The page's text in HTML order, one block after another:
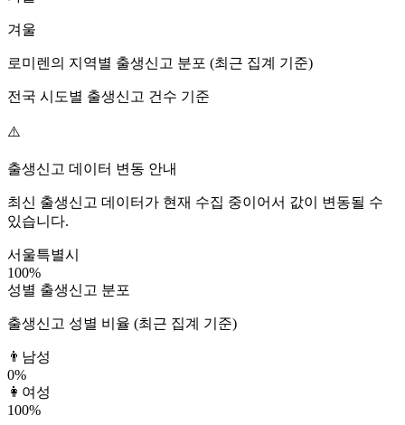
겨울
로미렌 의 지역별 출생신고 분포 (최근 집계 기준)
전국 시도별 출생신고 건수 기준
⚠️
출생신고 데이터 변동 안내
최신 출생신고 데이터가 현재 수집 중이어서 값이 변동될 수
있습니다.
서울특별시
100%
성별 출생신고 분포
출생신고 성별 비율 (최근 집계 기준)
👨 남성
0%
👩 여성
100%